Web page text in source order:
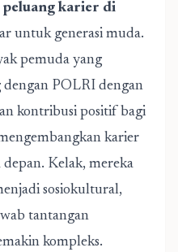
peluang karier di
untuk generasi muda.
pemuda yang
POLRI dengan
kontribusi positif bagi
karier
Kelak, mereka
sosiokultural,
tantangan
kompleks.